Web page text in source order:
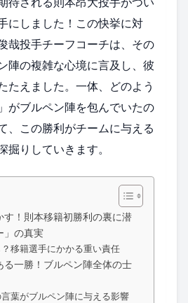
にしました！この快挙に対
哉投手チーフコーチは、その
陣の複雑な心境に言及し、彼
たえました。一体、どのよう
がブルペン陣を包んでいたの
、この勝利がチームに与える
りしていきます。
す！則本移籍初勝利の裏に潜
」の真実
移籍選手にかかる重い責任
る一勝！ブルペン陣全体の士
葉がブルペン陣に与える影響